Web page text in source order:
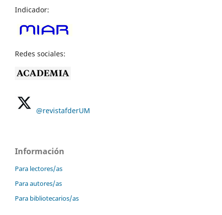
Indicador:
Redes sociales:
@revistafderUM
Información
Para lectores/as
Para autores/as
Para bibliotecarios/as